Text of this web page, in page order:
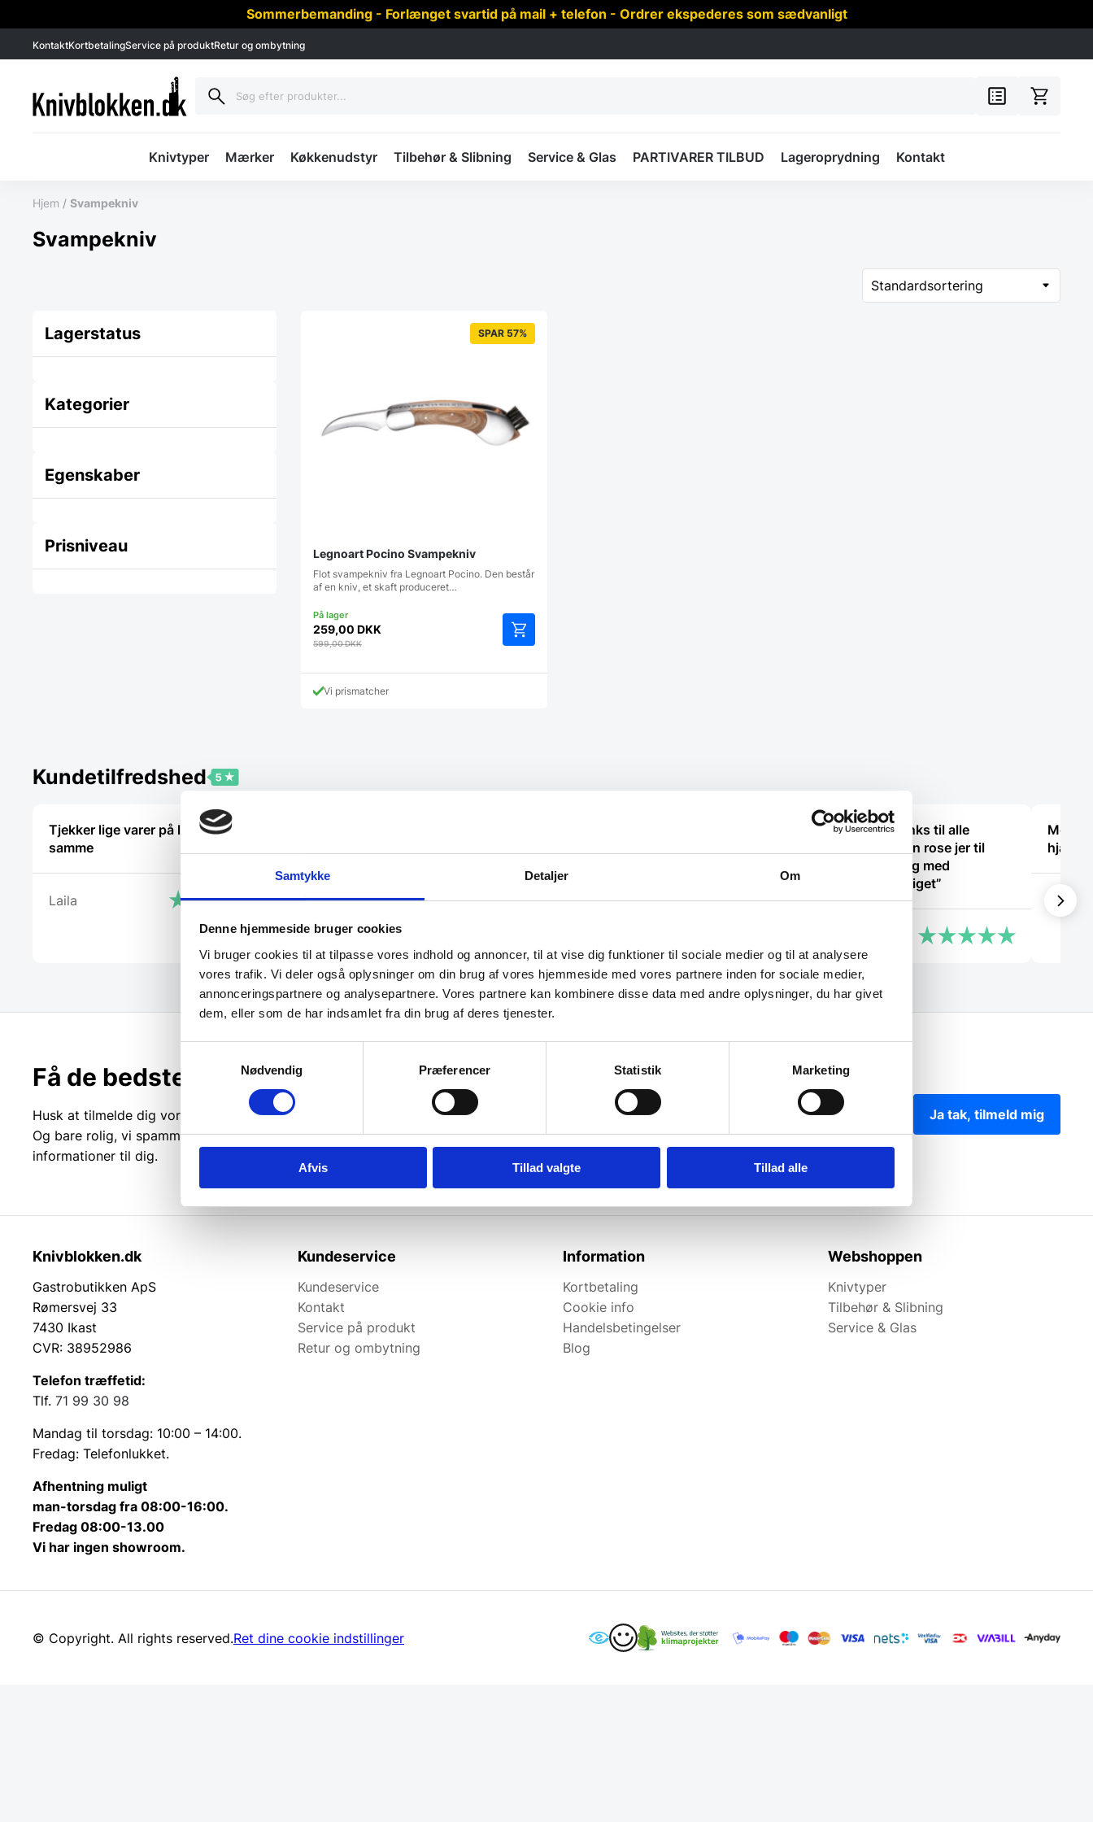
Samtykke Detaljer Om
Denne hjemmeside bruger cookies
Vi bruger cookies til at tilpasse vores indhold og annoncer, til at vise dig funktioner til sociale medier og til at analysere
vores trafik. Vi deler også oplysninger om din brug af vores hjemmeside med vores partnere inden for sociale medier,
annonceringspartnere og analysepartnere. Vores partnere kan kombinere disse data med andre oplysninger, du har givet
dem, eller som de har indsamlet fra din brug af deres tjenester.
Nødvendig
Præferencer Statistik Marketing
Afvis Tillad valgte Tillad alle
Sommerbemanding - Forlænget svartid på mail + telefon - Ordrer ekspederes som sædvanligt
KontaktKortbetalingService på produktRetur og ombytning
Knivtyper Mærker Køkkenudstyr Tilbehør & Slibning Service & Glas PARTIVARER TILBUD Lageroprydning Kontakt
Hjem / Svampekniv
Svampekniv
Lagerstatus
Kategorier
Egenskaber
Prisniveau
SPAR 57%
Legnoart Pocino Svampekniv
Flot svampekniv fra Legnoart Pocino. Den består
af en kniv, et skaft produceret…
259,00 DKK
599,00DKK
Vi prismatcher
Kundetilfredshed
Tjekker lige varer på lager med det
samme
Laila
fantastisk oplevelse, som jeg sent
vil glemme! Kommer helt sikkert
Svend
vejlede os kunder”
“Hvis I giver mig links til alle
steder, hvor jeg kan rose jer til
skyerne, så skal jeg med
fornøjelse skrive niget”
Meget
Steffen
Få de bedste tilbud først!
Husk at tilmelde dig vores nyhedsbrev og vær først til de bedste tilbud.
Og bare rolig, vi spammer dig ikke, men sender kun relevante tilbud og
informationer til dig.
Ja tak, tilmeld mig
Knivblokken.dk
Gastrobutikken ApS
Rømersvej 33
7430 Ikast
CVR: 38952986
Telefon træffetid:
Tlf. 71 99 30 98
Mandag til torsdag: 10:00 – 14:00.
Fredag: Telefonlukket.
Afhentning muligt
man-torsdag fra 08:00-16:00.
Fredag 08:00-13.00
Vi har ingen showroom.
Kundeservice
Kundeservice
Kontakt
Service på produkt
Retur og ombytning
Information
Kortbetaling
Cookie info
Handelsbetingelser
Blog
Webshoppen
Knivtyper
Tilbehør & Slibning
Service & Glas
© Copyright. All rights reserved.Ret dine cookie indstillinger